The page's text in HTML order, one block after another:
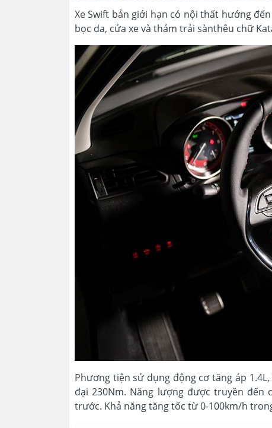
Xe Swift bản giới hạn có nội thất hướng
bọc da, cửa xe và thảm trải sànthêu chữ
Phương tiện sử dụng động cơ tăng áp
đại 230Nm. Năng lượng được truyền đến
trước. Khả năng tăng tốc từ 0-100km/h